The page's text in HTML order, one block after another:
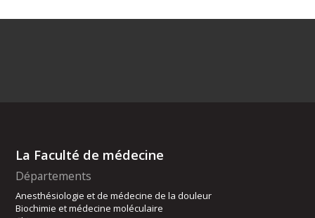
La Faculté de médecine
Départements
Anesthésiologie et de médecine de la douleur
Biochimie et médecine moléculaire